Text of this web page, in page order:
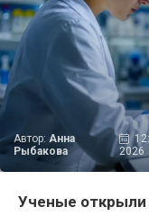
Автор: Анна
Рыбакова
2026
Ученые открыли